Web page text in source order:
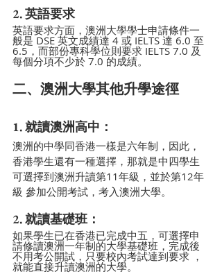
2. 英語要求
英語要求方面，澳洲大學學士申請條件一
般是 DSE 英文成績達 4 或 IELTS 達 6.0 至
6.5，而部份專科學位則要求 IELTS 7.0 及
每個分項不少於 7.0 的成績。
二、澳洲大學其他升學途徑
1. 就讀澳洲高中：
澳洲的中學同香港一樣是六年制，因此，
香港學生還有一種選擇，那就是中四學生
可選擇到澳洲升讀第11年級，並於第12年
級 參加公開考試，考入澳洲大學。
2. 就讀基礎班：
如果學生已在香港已完成中五，可選擇申
請修讀澳洲一年制的大學基礎班，完成後
不用考公開試，只要校內考試達到要求 ，
就能直接升讀澳洲的大學。